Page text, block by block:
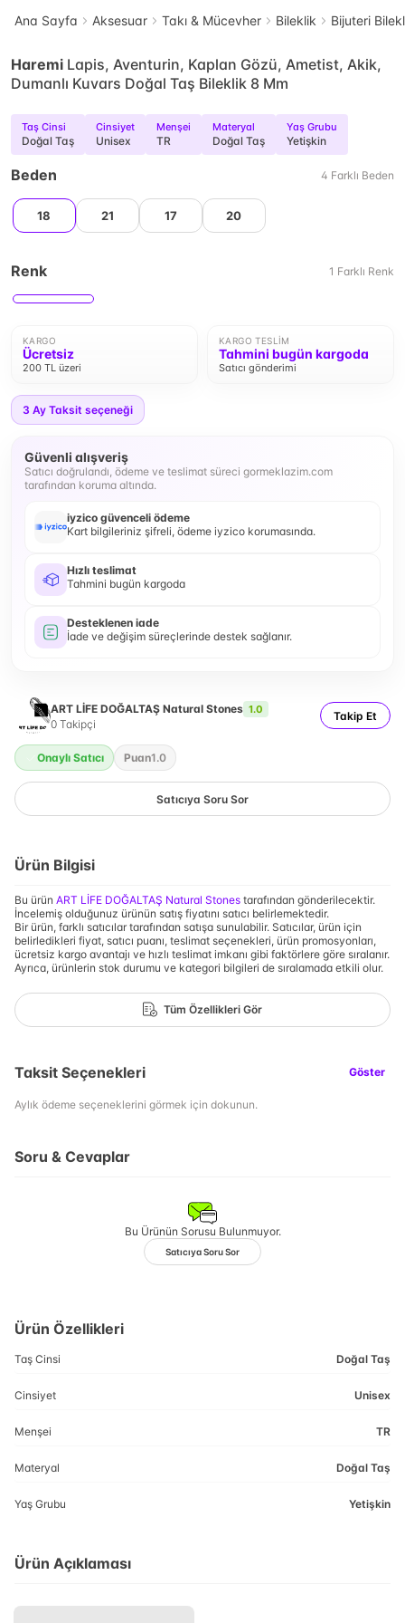
Ana Sayfa Aksesuar Takı & Mücevher Bileklik Bijuteri
Haremi Lapis, Aventurin, Kaplan Gözü, Ametist, Akik,
Dumanlı Kuvars Doğal Taş Bileklik 8 Mm
Taş Cinsi
Doğal Taş
Cinsiyet
Unisex
Menşei
TR
Materyal
Doğal Taş
Yaş Grubu
Yetişkin
Beden 4 Farklı Beden
18 21 17 20
Renk 1 Farklı Renk
KARGO
Ücretsiz
200 TL üzeri
KARGO TESLIM
Tahmini bugün kargoda
Satıcı gönderimi
3 Ay Taksit seçeneği
Güvenli alışveriş
Satıcı doğrulandı, ödeme ve teslimat süreci gormeklazim.com
tarafından koruma altında.
iyzico güvenceli ödeme
Kart bilgileriniz şifreli, ödeme iyzico korumasında.
Hızlı teslimat
Tahmini bugün kargoda
Desteklenen iade
İade ve değişim süreçlerinde destek sağlanır.
ART LİFE DOĞALTAŞ Natural Stones 1.0
0 Takipçi
Takip Et
Onaylı Satıcı Puan1.0
Satıcıya Soru Sor
Ürün Bilgisi
Bu ürün ART LİFE DOĞALTAŞ Natural Stones tarafından gönderilecektir.
İncelemiş olduğunuz ürünün satış fiyatını satıcı belirlemektedir.
Bir ürün, farklı satıcılar tarafından satışa sunulabilir. Satıcılar, ürün için
belirledikleri fiyat, satıcı puanı, teslimat seçenekleri, ürün promosyonları,
ücretsiz kargo avantajı ve hızlı teslimat imkanı gibi faktörlere göre sıralanır.
Ayrıca, ürünlerin stok durumu ve kategori bilgileri de sıralamada etkili olur.
Tüm Özellikleri Gör
Taksit Seçenekleri Göster
Aylık ödeme seçeneklerini görmek için dokunun.
Soru & Cevaplar
Bu Ürünün Sorusu Bulunmuyor.
Satıcıya Soru Sor
Ürün Özellikleri
Taş Cinsi Doğal Taş
Cinsiyet Unisex
Menşei TR
Materyal Doğal Taş
Yaş Grubu Yetişkin
Ürün Açıklaması